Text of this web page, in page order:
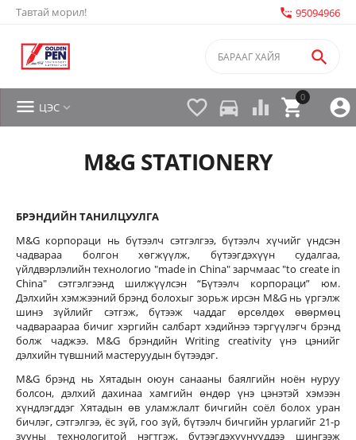
Тавтай морил! settings_phone 95094966


0

 directions_car 
 ЦЭС 
M&G STATIONERY
БРЭНДИЙН ТАНИЛЦУУЛГА
M&G корпораци нь бүтээлч сэтгэлгээ, бүтээлч хүчийг үндсэн
чадвараа болгон хөгжүүлж, бүтээгдэхүүн судалгаа,
үйлдвэрлэлийн технологио "made in China" зарчмаас "to create in
China" сэтгэлгээнд шилжүүлсэн “Бүтээлч корпораци” юм.
Дэлхийн хэмжээний брэнд болохыг зорьж ирсэн M&G нь үргэлж
шинэ зүйлийг сэтгэж, бүтээж чаддаг өрсөлдөх өвөрмөц
чадвараараа бичиг хэргийн салбарт хэдийнээ тэргүүлэгч брэнд
болж чаджээ. M&G брэндийн Writing creativity үнэ цэнийг
дэлхийн түвшний мастеруудын бүтээдэг.
M&G брэнд нь Хятадын оюун санааны баялгийн ноён нуруу
болсон, дэлхий дахинаа хамгийн өндөр үнэ цэнэтэй хэмээн
хүндлэгддэг Хятадын өв уламжлалт бичгийн соёл болох уран
бичлэг, сэтгэлгээ, ёс зүй, гоо зүй, бүтээлч бичгийн урлагийг 21-р
зууны технологитой нэгтгэж, бүтээгдэхүүнүүддээ шингээж